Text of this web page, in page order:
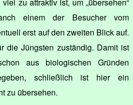
einem der Besucher vom
erst auf den zweiten Blick auf.
die Jüngsten zuständig. Damit ist
aus biologischen Gründen
schließlich ist hier ein
zu übersehen.